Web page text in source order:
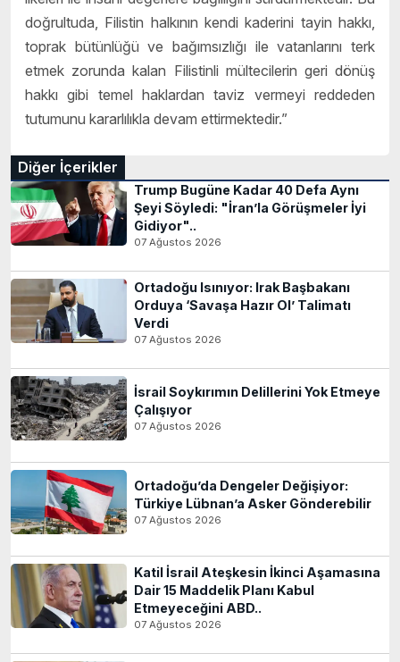
doğrultuda, Filistin halkının kendi kaderini tayin hakkı,
toprak bütünlüğü ve bağımsızlığı ile vatanlarını terk
etmek zorunda kalan Filistinli mültecilerin geri dönüş
hakkı gibi temel haklardan taviz vermeyi reddeden
tutumunu kararlılıkla devam ettirmektedir.”
Diğer İçerikler
Trump Bugüne Kadar 40 Defa Aynı
Şeyi Söyledi: "İran’la Görüşmeler İyi
Gidiyor"..
07 Ağustos 2026
Ortadoğu Isınıyor: Irak Başbakanı
Orduya ‘Savaşa Hazır Ol’ Talimatı
Verdi
07 Ağustos 2026
İsrail Soykırımın Delillerini Yok Etmeye
Çalışıyor
07 Ağustos 2026
Ortadoğu’da Dengeler Değişiyor:
Türkiye Lübnan’a Asker Gönderebilir
07 Ağustos 2026
Katil İsrail Ateşkesin İkinci Aşamasına
Dair 15 Maddelik Planı Kabul
Etmeyeceğini ABD..
07 Ağustos 2026